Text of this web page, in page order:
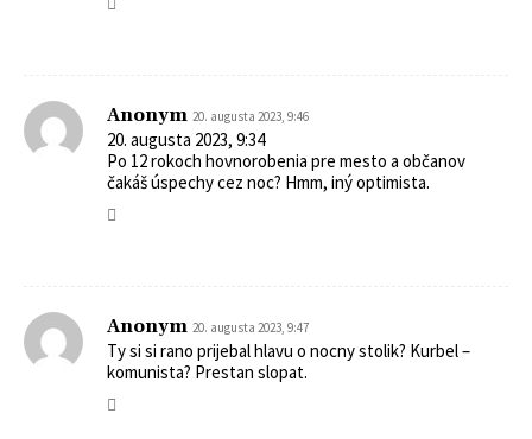
Anonym 20. augusta 2023, 9:46
20. augusta 2023, 9:34
Po 12 rokoch hovnorobenia pre mesto a občanov
čakáš úspechy cez noc? Hmm, iný optimista.
Anonym 20. augusta 2023, 9:47
Ty si si rano prijebal hlavu o nocny stolik? Kurbel –
komunista? Prestan slopat.